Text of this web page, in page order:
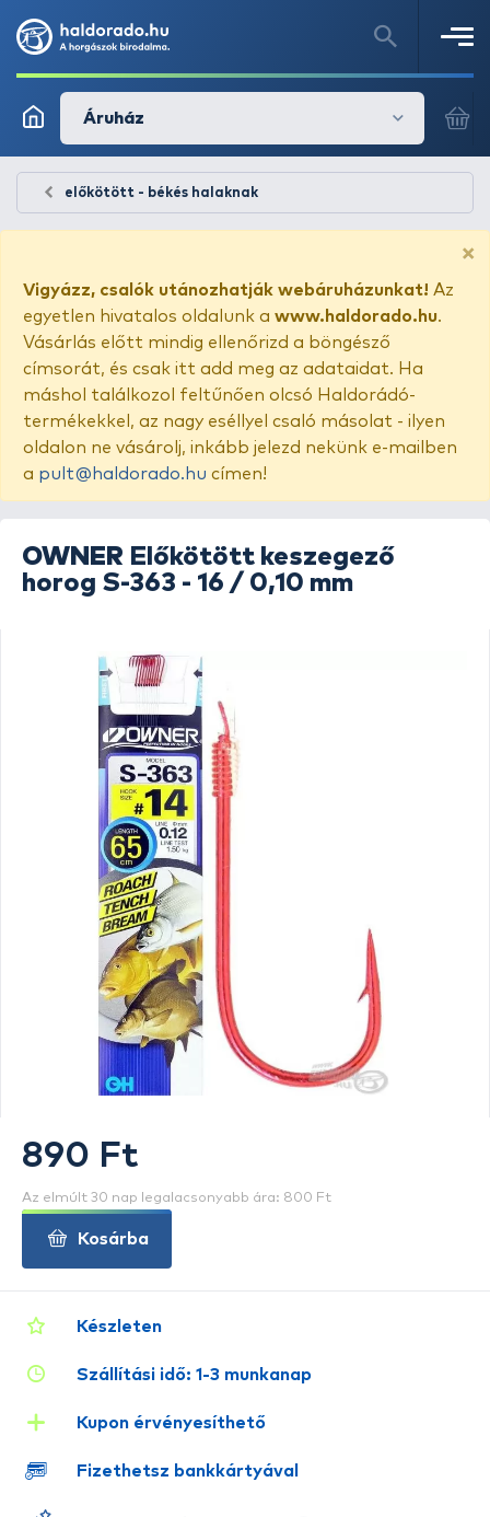
Áruház
előkötött - békés halaknak
×
Vigyázz, csalók utánozhatják webáruházunkat! Az
egyetlen hivatalos oldalunk a www.haldorado.hu.
Vásárlás előtt mindig ellenőrizd a böngésző
címsorát, és csak itt add meg az adataidat. Ha
máshol találkozol feltűnően olcsó Haldorádó-
termékekkel, az nagy eséllyel csaló másolat - ilyen
oldalon ne vásárolj, inkább jelezd nekünk e-mailben
a pult@haldorado.hu címen!
OWNER Előkötött keszegező
horog S-363 - 16 / 0,10 mm
Készleten
Szállítási idő: 1-3 munkanap
Kupon érvényesíthető
Fizethetsz bankkártyával
890 Ft
Az elmúlt 30 nap legalacsonyabb ára: 800 Ft
Kosárba